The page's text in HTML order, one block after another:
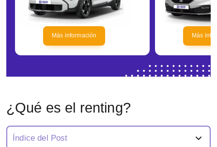
Más información Más
¿Qué es el renting?
Índice del Post